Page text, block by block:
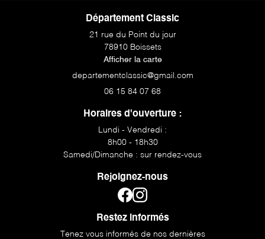
Département Classic
21 rue du Point du jour
78910 Boissets
Afficher la carte
06 15 84 07 68
Horaires d'ouverture :
Lundi - Vendredi :
8h00 - 18h30
Samedi/Dimanche : sur rendez-vous
Rejoignez-nous
Restez informés
Tenez vous informés de nos dernières